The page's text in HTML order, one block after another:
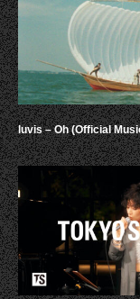
luvis – Oh (Official